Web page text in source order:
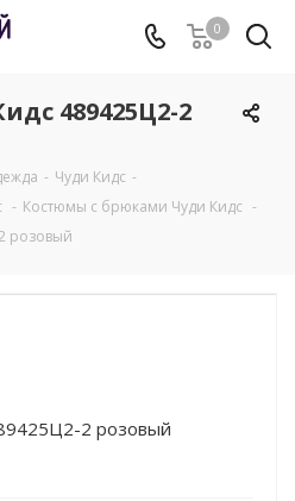
0
489425Ц2-2
- Чуди Кидс -
- Костюмы с брюками Чуди Кидс -
розовый
2 розовый